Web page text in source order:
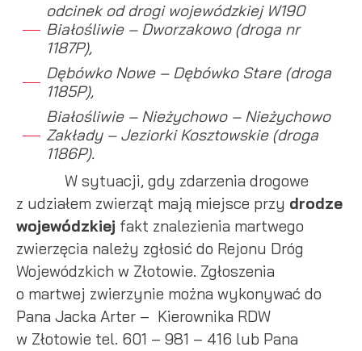
odcinek od drogi wojewódzkiej W190
Białośliwie – Dworzakowo (droga nr
1187P),
Dębówko Nowe – Dębówko Stare (droga
1185P),
Białośliwie – Nieżychowo – Nieżychowo
Zakłady – Jeziorki Kosztowskie (droga
1186P).
W sytuacji, gdy zdarzenia drogowe
z udziałem zwierząt mają miejsce przy drodze
wojewódzkiej fakt znalezienia martwego
zwierzęcia należy zgłosić do Rejonu Dróg
Wojewódzkich w Złotowie. Zgłoszenia
o martwej zwierzynie można wykonywać do
Pana Jacka Arter – Kierownika RDW
w Złotowie tel. 601 – 981 – 416 lub Pana